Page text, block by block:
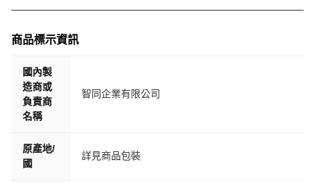
商品標示資訊
國內製
造商或
負責商
名稱
智同企業有限公司
原產地/
國
詳見商品包裝